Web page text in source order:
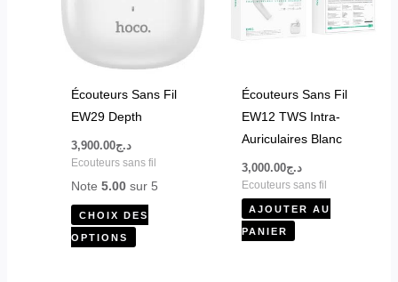
Écouteurs Sans Fil
EW29 Depth
د.ج3,900.00
Ecouteurs sans fil
Note5.00 sur 5
CHOIX DES
OPTIONS
options
du
Écouteurs Sans Fil
EW12 TWS Intra-
Auriculaires Blanc
د.ج3,000.00
Ecouteurs sans fil
AJOUTER AU
PANIER